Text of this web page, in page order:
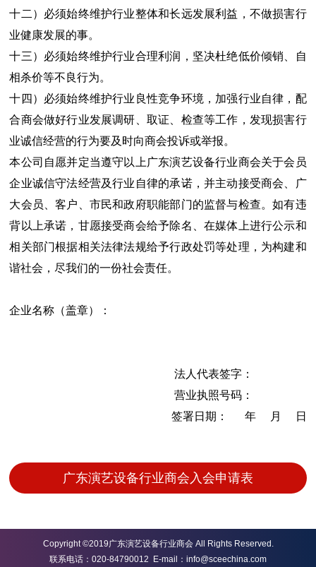
十二）必须始终维护行业整体和长远发展利益，不做损害行
业健康发展的事。
十三）必须始终维护行业合理利润，坚决杜绝低价倾销、自
相杀价等不良行为。
十四）必须始终维护行业良性竞争环境，加强行业自律，配
合商会做好行业发展调研、取证、检查等工作，发现损害行
业诚信经营的行为要及时向商会投诉或举报。
本公司自愿并定当遵守以上广东演艺设备行业商会关于会员
企业诚信守法经营及行业自律的承诺，并主动接受商会、广
大会员、客户、市民和政府职能部门的监督与检查。如有违
背以上承诺，甘愿接受商会给予除名、在媒体上进行公示和
相关部门根据相关法律法规给予行政处罚等处理，为构建和
谐社会，尽我们的一份社会责任。
企业名称（盖章）：
法人代表签字：
营业执照号码：
签署日期： 年 月 日
广东演艺设备行业商会入会申请表
Copyright ©2019广东演艺设备行业商会 All Rights Reserved.
联系电话：020-84790012 E-mail：info@sceechina.com